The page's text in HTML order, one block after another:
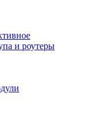
и роутеры